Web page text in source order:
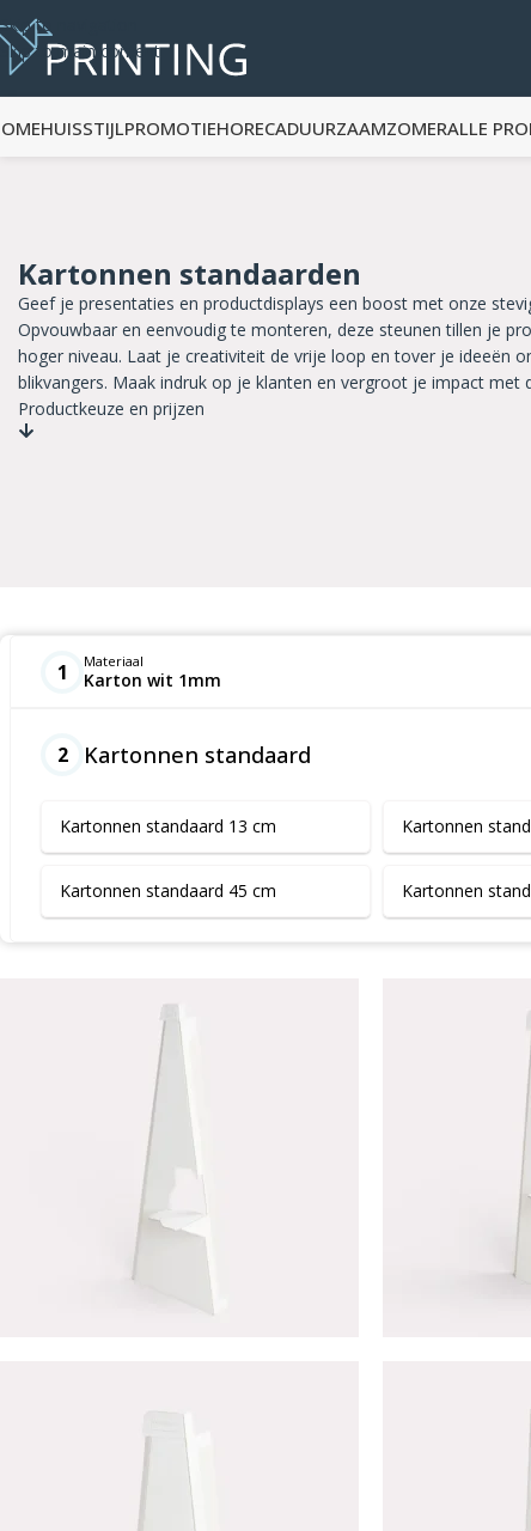
Skip to navigation
Skip to main content
HUISSTIJLPROMOTIEHORECADUURZAAMZOMERALLE
Kartonnen standaarden
Geef je presentaties en productdisplays een boost met onze
Opvouwbaar en eenvoudig te monteren, deze steunen tillen je
hoger niveau. Laat je creativiteit de vrije loop en tover je ideeën
blikvangers. Maak indruk op je klanten en vergroot je impact met
Productkeuze en prijzen
1 Materiaal
Karton wit 1mm
2 Kartonnen standaard
Kartonnen standaard 13 cm Kartonnen
Kartonnen standaard 45 cm Kartonnen